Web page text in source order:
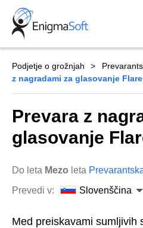
Skip
content
Podjetje o grožnjah
z nagradami za glasovanje Flare
Prevara z
glasovanje
Do leta Mezo leta
Prevedi v:
Slovenščina
Med preiskavami sumljivih